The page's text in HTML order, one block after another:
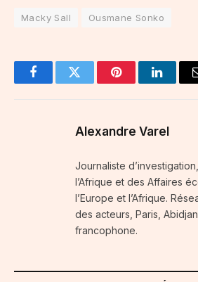
Macky Sall Ousmane Sonko
FacebookTwitter Pinterest
Alexandre Varel
Journaliste
l’Afrique et des Affaires
l’Europe et l’Afrique.
des acteurs, Paris,
francophone.